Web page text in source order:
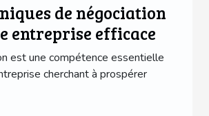
de négociation
entreprise efficace
est une compétence essentielle
cherchant à prospérer